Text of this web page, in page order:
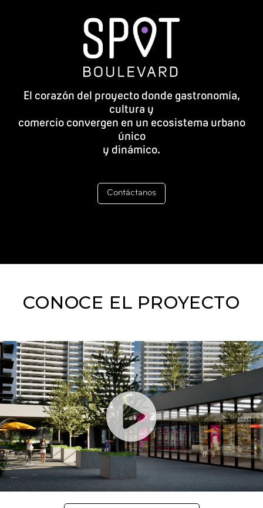
El corazón del proyecto donde gastronomía,
cultura y
comercio convergen en un ecosistema urbano
único
y dinámico.
Contáctanos
CONOCE EL PROYECTO